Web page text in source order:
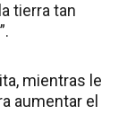
tierra tan
mientras le
aumentar el